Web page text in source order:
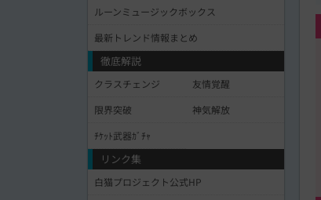
ルーンミュージックボックス
最新トレンド情報まとめ
徹底解説
クラスチェンジ
友情覚醒
限界突破
神気解放
ﾁｹｯﾄ武器ｶﾞﾁｬ
リンク集
白猫プロジェクト公式HP